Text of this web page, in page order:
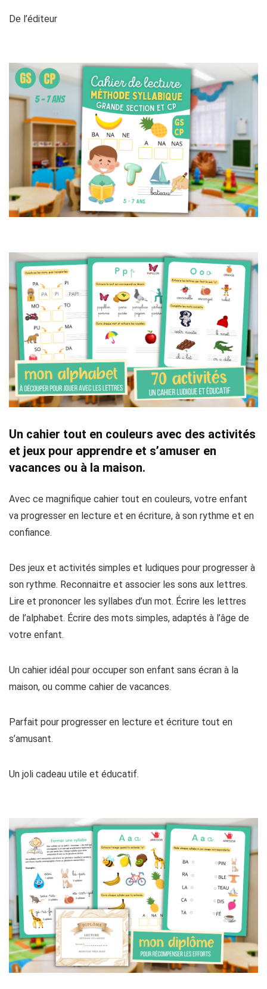
De l’éditeur
Un cahier tout en couleurs avec des activités
et jeux pour apprendre et s’amuser en
vacances ou à la maison.
Avec ce magnifique cahier tout en couleurs, votre enfant
va progresser en lecture et en écriture, à son rythme et en
confiance.
Des jeux et activités simples et ludiques pour progresser à
son rythme. Reconnaitre et associer les sons aux lettres.
Lire et prononcer les syllabes d’un mot. Écrire les lettres
de l’alphabet. Écrire des mots simples, adaptés à l’âge de
votre enfant.
Un cahier idéal pour occuper son enfant sans écran à la
maison, ou comme cahier de vacances.
Parfait pour progresser en lecture et écriture tout en
s’amusant.
Un joli cadeau utile et éducatif.